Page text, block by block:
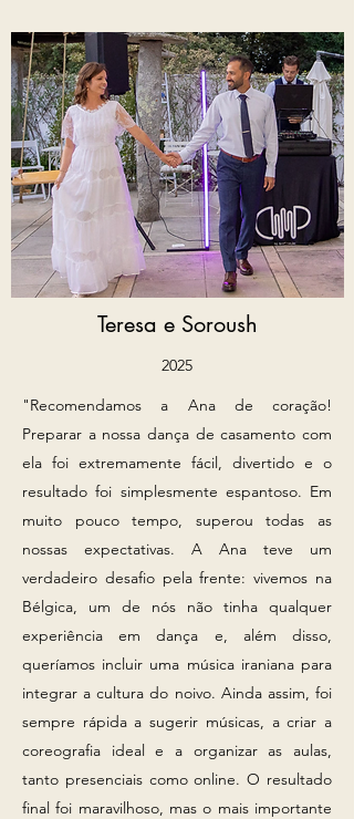
Teresa e Soroush
2025
"Recomendamos a Ana de coração!
Preparar a nossa dança de casamento com
ela foi extremamente fácil, divertido e o
resultado foi simplesmente espantoso. Em
muito pouco tempo, superou todas as
nossas expectativas. A Ana teve um
verdadeiro desafio pela frente: vivemos na
Bélgica, um de nós não tinha qualquer
experiência em dança e, além disso,
queríamos incluir uma música iraniana para
integrar a cultura do noivo. Ainda assim, foi
sempre rápida a sugerir músicas, a criar a
coreografia ideal e a organizar as aulas,
tanto presenciais como online. O resultado
final foi maravilhoso, mas o mais importante